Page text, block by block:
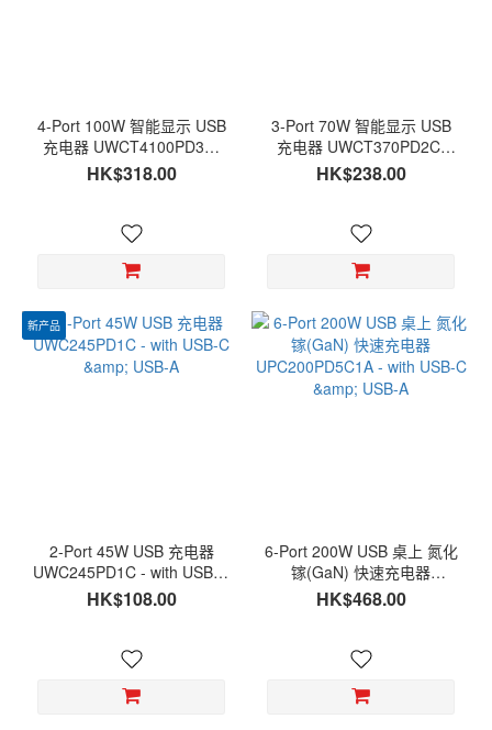
4-Port 100W 智能显示 USB
充电器 UWCT4100PD3C-
with USB-C & USB-A
HK$318.00
3-Port 70W 智能显示 USB
充电器 UWCT370PD2C-
with USB-C & USB-A
HK$238.00
新产品
2-Port 45W USB 充电器
UWC245PD1C - with USB-C
& USB-A
HK$108.00
6-Port 200W USB 桌上 氮化
镓(GaN) 快速充电器
UPC200PD5C1A - with
USB-C & USB-A
HK$468.00